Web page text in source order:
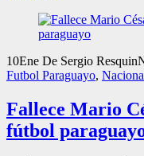
10Ene De Sergio Resquin
Futbol Paraguayo,
Fallece Mario
fútbol